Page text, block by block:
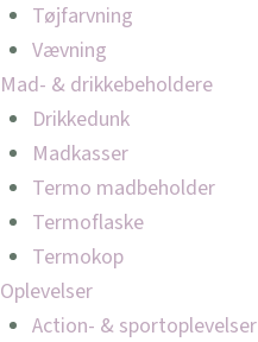
Tøjfarvning
Vævning
Mad- & drikkebeholdere
Drikkedunk
Madkasser
Termo madbeholder
Termoflaske
Termokop
Oplevelser
Action- & sportoplevelser